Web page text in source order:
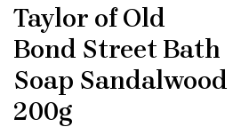
Taylor of Old
Bond Street Bath
Soap Sandalwood
200g